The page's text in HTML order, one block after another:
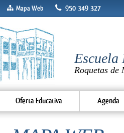
Mapa Web 950 349 327
Roquetas de
Oferta Educativa Agenda